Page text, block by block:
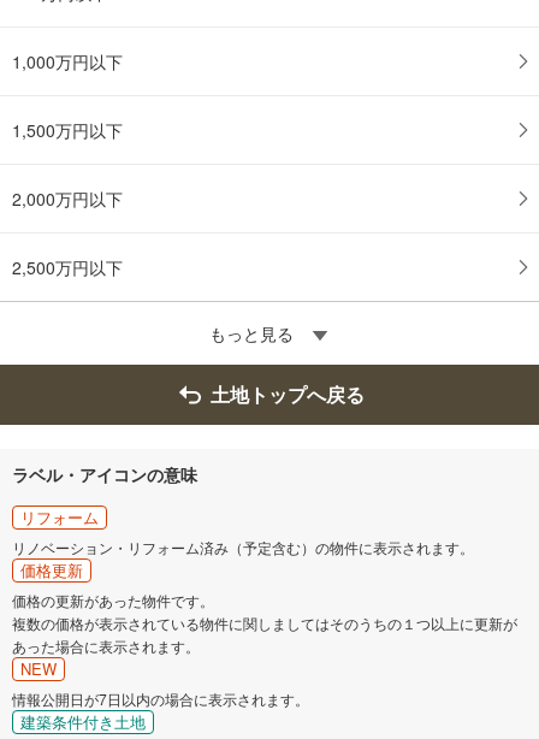
1,000万円以下
1,500万円以下
2,000万円以下
2,500万円以下
もっと見る
土地トップへ戻る
ラベル・アイコンの意味
リフォーム
リノベーション・リフォーム済み（予定含む）の物件に表示されます。
価格更新
価格の更新があった物件です。
複数の価格が表示されている物件に関しましてはそのうちの１つ以上に更新が
あった場合に表示されます。
NEW
情報公開日が7日以内の場合に表示されます。
建築条件付き土地